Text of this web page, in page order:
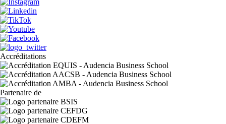
Accréditations
Partenaire de